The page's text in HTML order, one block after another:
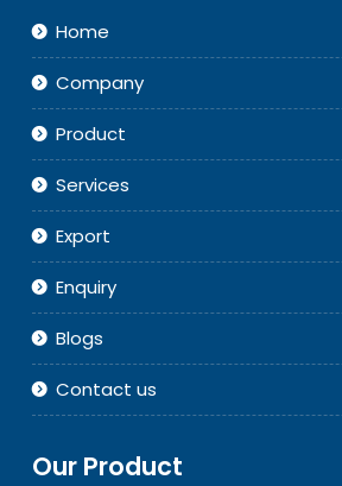
Home
Company
Product
Services
Export
Enquiry
Blogs
Contact us
Our Product